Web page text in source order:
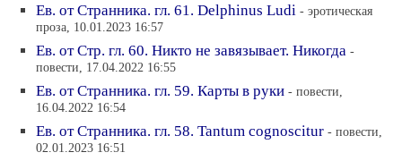
Ев. от Странника. гл. 61. Delphinus Ludi - эротическая
проза, 10.01.2023 16:57
Ев. от Стр. гл. 60. Никто не завязывает. Никогда -
повести, 17.04.2022 16:55
Ев. от Странника. гл. 59. Карты в руки - повести,
16.04.2022 16:54
Ев. от Странника. гл. 58. Tantum cognoscitur - повести,
02.01.2023 16:51